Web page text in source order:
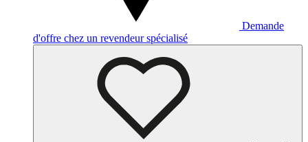
Demande
d'offre chez un revendeur spécialisé